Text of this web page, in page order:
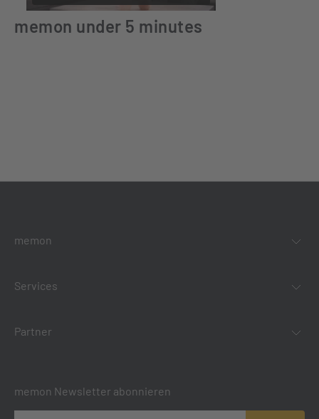
memon under 5 minutes
memon
Services
Partner
memon Newsletter abonnieren